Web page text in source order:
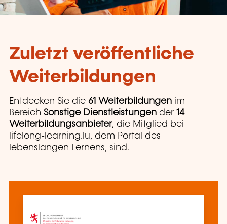
Zuletzt veröffentliche
Weiterbildungen
Entdecken Sie die 61 Weiterbildungen im
Bereich Sonstige Dienstleistungen der 14
Weiterbildungsanbieter, die Mitglied bei
lifelong-learning.lu, dem Portal des
lebenslangen Lernens, sind.